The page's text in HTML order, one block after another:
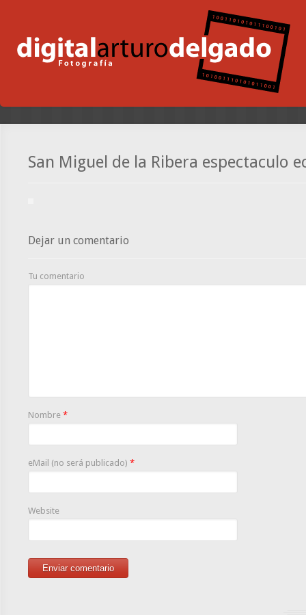
San Miguel de la Ribera espectaculo
Dejar un comentario
Tu comentario
Nombre *
eMail (no será publicado) *
Website